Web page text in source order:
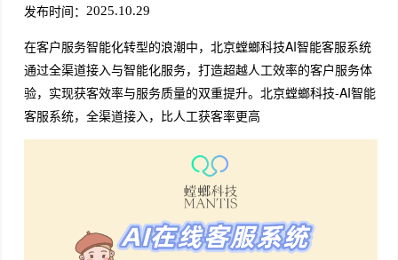
发布时间： 2025.10.29
在客户服务智能化转型的浪潮中，北京螳螂科技AI智能客服系统
通过全渠道接入与智能化服务，打造超越人工效率的客户服务体
验，实现获客效率与服务质量的双重提升。北京螳螂科技-AI智能
客服系统，全渠道接入，比人工获客率更高